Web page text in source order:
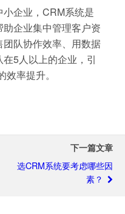
企业，CRM系统是
企业集中管理客户资
队协作效率、用数据
5人以上的企业，引
率提升。
下一篇文章
选CRM系统要考虑哪些因
素？